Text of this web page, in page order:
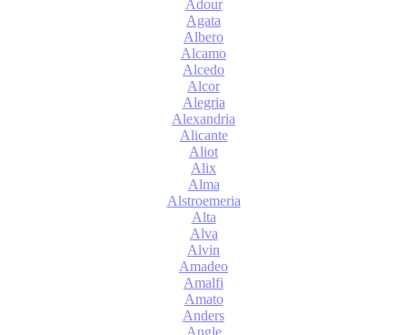
Adour
Agata
Albero
Alcamo
Alcedo
Alcor
Alegria
Alexandria
Alicante
Aliot
Alix
Alma
Alstroemeria
Alta
Alva
Alvin
Amadeo
Amalfi
Amato
Anders
Angle